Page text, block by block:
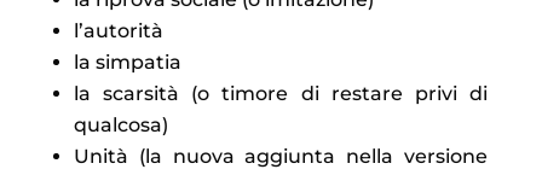
l’autorità
la simpatia
la scarsità (o timore di restare privi di
qualcosa)
Unità (la nuova aggiunta nella versione